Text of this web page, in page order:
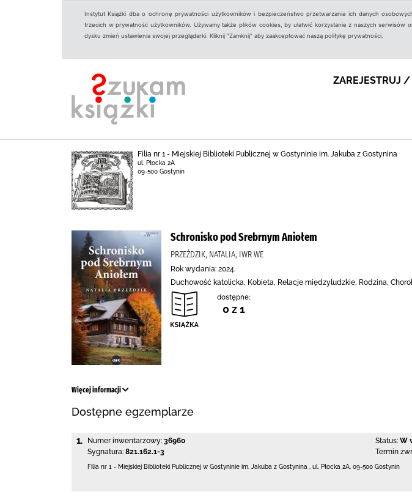
Instytut Książki dba o ochronę prywatności użytkowników i bezpieczeństwo przetwarzania ich danych
trzecich w prywatność użytkowników. Używamy także plików cookies, by ułatwić korzystanie z naszych serwisów
dysku zmień ustawienia swojej przeglądarki. Kliknij "Zamknij" aby zaakceptować naszą politykę prywatności.
ZAREJESTRUJ /
Filia nr 1 - Miejskiej Biblioteki Publicznej w Gostyninie im. Jakuba z Gostynina
ul. Płocka 2A
09-500 Gostynin
Schronisko pod Srebrnym Aniołem
PRZEŹDZIK, NATALIA, IWR WE
Rok wydania: 2024.
Duchowość katolicka, Kobieta, Relacje międzyludzkie, Rodzina,
dostępne:
0 z 1
Więcej informacji
Dostępne egzemplarze
1. Numer inwentarzowy: 36960
Sygnatura: 821.162.1-3
Status: W
Termin
Filia nr 1 - Miejskiej Biblioteki Publicznej w Gostyninie im. Jakuba z Gostynina ul. Płocka 2A 09-500 Gostynin